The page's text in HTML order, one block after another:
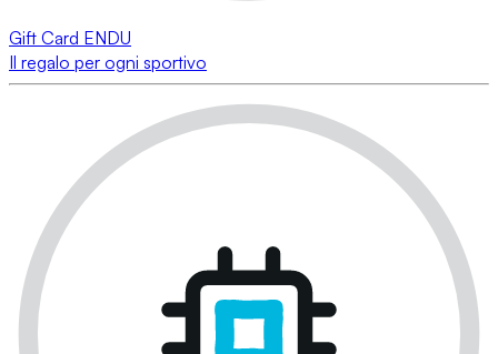
Gift Card ENDU
Il regalo per ogni sportivo